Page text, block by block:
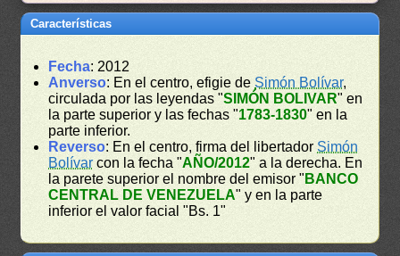
Características
Fecha: 2012
Anverso: En el centro, efigie deSimón Bolívar,
circulada por las leyendas "SIMÓN BOLIVAR" en
la parte superior y las fechas "1783-1830" en la
parte inferior.
Reverso: En el centro, firma del libertadorSimón
Bolívarcon la fecha "AÑO/2012" a la derecha. En
la parete superior el nombre del emisor " BANCO
CENTRAL DE VENEZUELA" y en la parte
inferior el valor facial "Bs. 1"